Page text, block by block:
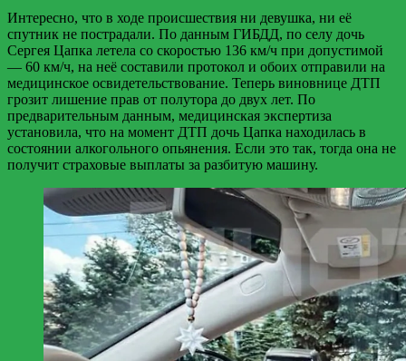
Интересно, что в ходе происшествия ни девушка, ни её
спутник не пострадали. По данным ГИБДД, по селу дочь
Сергея Цапка летела со скоростью 136 км/ч при допустимой
— 60 км/ч, на неё составили протокол и обоих отправили на
медицинское освидетельствование. Теперь виновнице ДТП
грозит лишение прав от полутора до двух лет. По
предварительным данным, медицинская экспертиза
установила, что на момент ДТП дочь Цапка находилась в
состоянии алкогольного опьянения. Если это так, тогда она не
получит страховые выплаты за разбитую машину.